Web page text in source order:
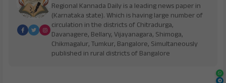
Regional Kannada Daily is a leading news paper in
(Karnataka state). Which is having large number of
circulation in the districts of Chitradurga,
Davanagere, Bellary, Vijayanagara, Shimoga,
Chikmagalur, Tumkur, Bangalore, Simultaneously
published in rural districts of Bangalore